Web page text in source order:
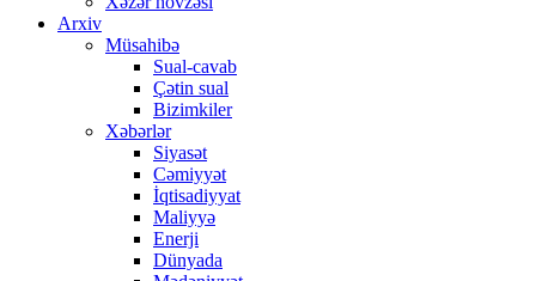
Arxiv
Müsahibə
Sual-cavab
Çətin sual
Bizimkiler
Xəbərlər
Siyasət
Cəmiyyət
İqtisadiyyat
Maliyyə
Enerji
Dünyada